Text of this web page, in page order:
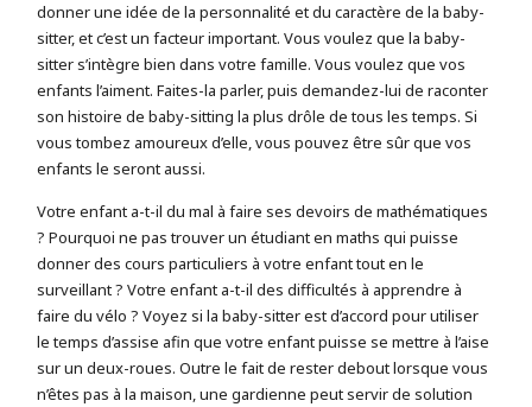
donner une idée de la personnalité et du caractère de la baby-
sitter, et c’est un facteur important. Vous voulez que la baby-
sitter s’intègre bien dans votre famille. Vous voulez que vos
enfants l’aiment. Faites-la parler, puis demandez-lui de raconter
son histoire de baby-sitting la plus drôle de tous les temps. Si
vous tombez amoureux d’elle, vous pouvez être sûr que vos
enfants le seront aussi.
Votre enfant a-t-il du mal à faire ses devoirs de mathématiques
? Pourquoi ne pas trouver un étudiant en maths qui puisse
donner des cours particuliers à votre enfant tout en le
surveillant ? Votre enfant a-t-il des difficultés à apprendre à
faire du vélo ? Voyez si la baby-sitter est d’accord pour utiliser
le temps d’assise afin que votre enfant puisse se mettre à l’aise
sur un deux-roues. Outre le fait de rester debout lorsque vous
n’êtes pas à la maison, une gardienne peut servir de solution